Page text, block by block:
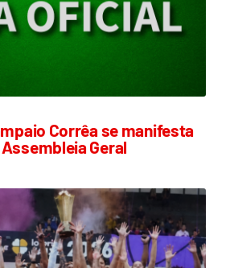
Corrêa se manifesta
Geral